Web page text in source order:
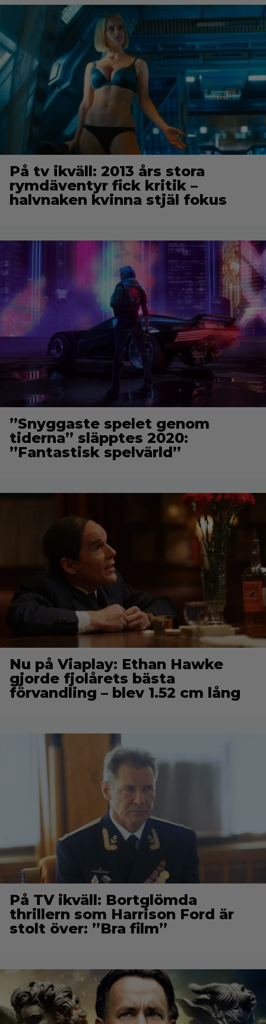
På tv ikväll: 2013 års stora
rymdäventyr fick kritik –
halvnaken kvinna stjäl fokus
”Snyggaste spelet genom
tiderna” släpptes 2020:
”Fantastisk spelvärld”
Nu på Viaplay: Ethan Hawke
gjorde fjolårets bästa
förvandling – blev 1.52 cm lång
På TV ikväll: Bortglömda
thrillern som Harrison Ford är
stolt över: ”Bra film”